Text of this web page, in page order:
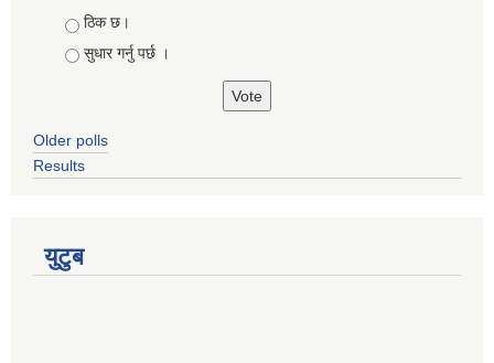
Choices
ठिक छ।
सुधार गर्नु पर्छ ।
Older polls
Results
युटुब